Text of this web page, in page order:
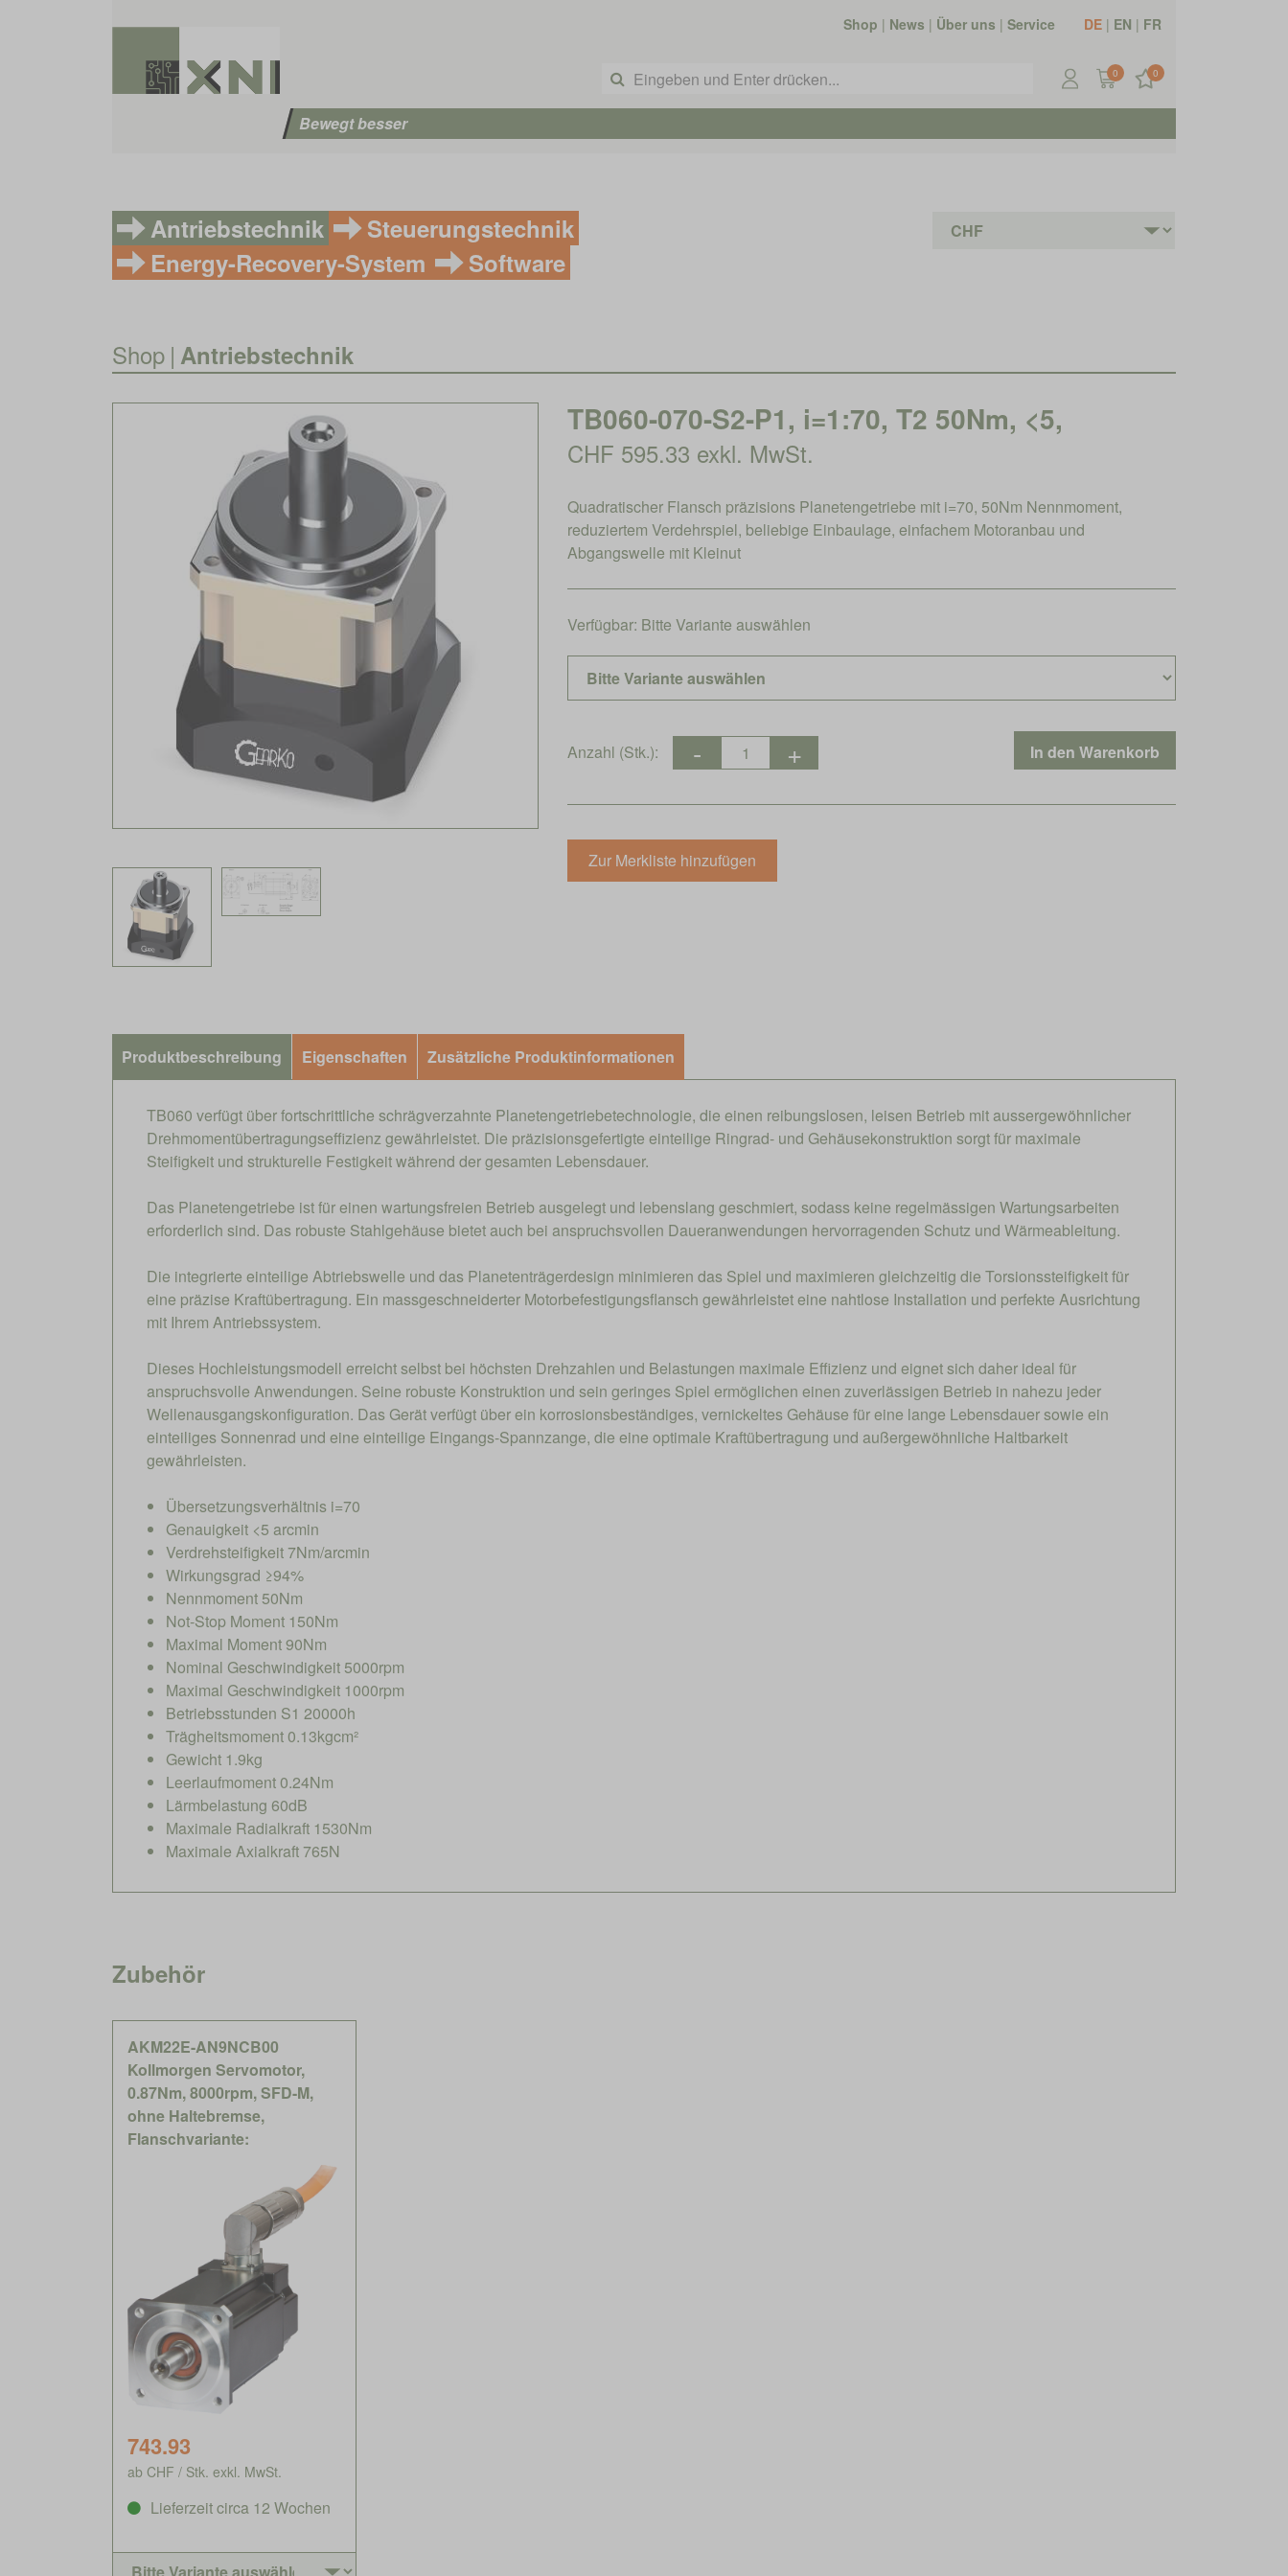
Shop | News | Über uns | Service DE | EN | FR
0 0
Bewegt besser
Antriebstechnik
Steuerungstechnik
Energy-Recovery-System
Software
Shop | Antriebstechnik
TB060-070-S2-P1, i=1:70, T2 50Nm, <5,
CHF 595.33 exkl. MwSt.
Quadratischer Flansch präzisions Planetengetriebe mit i=70, 50Nm Nennmoment,
reduziertem Verdehrspiel, beliebige Einbaulage, einfachem Motoranbau und
Abgangswelle mit Kleinut
Verfügbar: Bitte Variante auswählen
Anzahl (Stk.):
Produktbeschreibung Eigenschaften Zusätzliche Produktinformationen
TB060 verfügt über fortschrittliche schrägverzahnte Planetengetriebetechnologie, die einen reibungslosen, leisen Betrieb mit aussergewöhnlicher
Drehmomentübertragungseffizienz gewährleistet. Die präzisionsgefertigte einteilige Ringrad- und Gehäusekonstruktion sorgt für maximale
Steifigkeit und strukturelle Festigkeit während der gesamten Lebensdauer.
Das Planetengetriebe ist für einen wartungsfreien Betrieb ausgelegt und lebenslang geschmiert, sodass keine regelmässigen Wartungsarbeiten
erforderlich sind. Das robuste Stahlgehäuse bietet auch bei anspruchsvollen Daueranwendungen hervorragenden Schutz und Wärmeableitung.
Die integrierte einteilige Abtriebswelle und das Planetenträgerdesign minimieren das Spiel und maximieren gleichzeitig die Torsionssteifigkeit für
eine präzise Kraftübertragung. Ein massgeschneiderter Motorbefestigungsflansch gewährleistet eine nahtlose Installation und perfekte Ausrichtung
mit Ihrem Antriebssystem.
Dieses Hochleistungsmodell erreicht selbst bei höchsten Drehzahlen und Belastungen maximale Effizienz und eignet sich daher ideal für
anspruchsvolle Anwendungen. Seine robuste Konstruktion und sein geringes Spiel ermöglichen einen zuverlässigen Betrieb in nahezu jeder
Wellenausgangskonfiguration. Das Gerät verfügt über ein korrosionsbeständiges, vernickeltes Gehäuse für eine lange Lebensdauer sowie ein
einteiliges Sonnenrad und eine einteilige Eingangs-Spannzange, die eine optimale Kraftübertragung und außergewöhnliche Haltbarkeit
gewährleisten.
Übersetzungsverhältnis i=70
Genauigkeit <5 arcmin
Verdrehsteifigkeit 7Nm/arcmin
Wirkungsgrad ≥94%
Nennmoment 50Nm
Not-Stop Moment 150Nm
Maximal Moment 90Nm
Nominal Geschwindigkeit 5000rpm
Maximal Geschwindigkeit 1000rpm
Betriebsstunden S1 20000h
Trägheitsmoment 0.13kgcm²
Gewicht 1.9kg
Leerlaufmoment 0.24Nm
Lärmbelastung 60dB
Maximale Radialkraft 1530Nm
Maximale Axialkraft 765N
Zubehör
AKM22E-AN9NCB00
Kollmorgen Servomotor,
0.87Nm, 8000rpm, SFD-M,
ohne Haltebremse,
Flanschvariante:
743.93
ab CHF / Stk. exkl. MwSt.
Lieferzeit circa 12 Wochen